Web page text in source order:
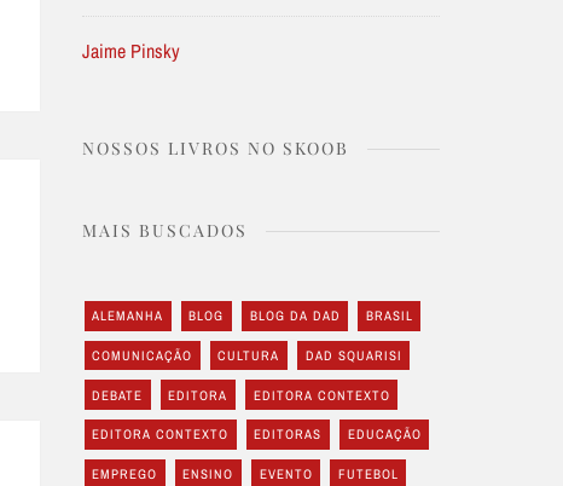
Jaime Pinsky
NOSSOS LIVROS NO SKOOB
MAIS BUSCADOS
ALEMANHA BLOG BLOG DA DAD BRASIL
COMUNICAÇÃO CULTURA DAD SQUARISI
DEBATE EDITORA EDITORA CONTEXTO
EDITORA CONTEXTO EDITORAS EDUCAÇÃO
EMPREGO ENSINO EVENTO FUTEBOL